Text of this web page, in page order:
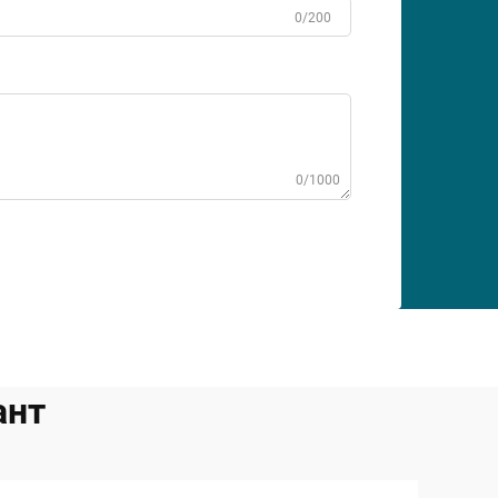
0/200
0/1000